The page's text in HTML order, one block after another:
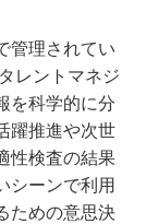
管理されてい
レントマネジ
を科学的に分
躍推進や次世
性検査の結果
シーンで利用
ための意思決